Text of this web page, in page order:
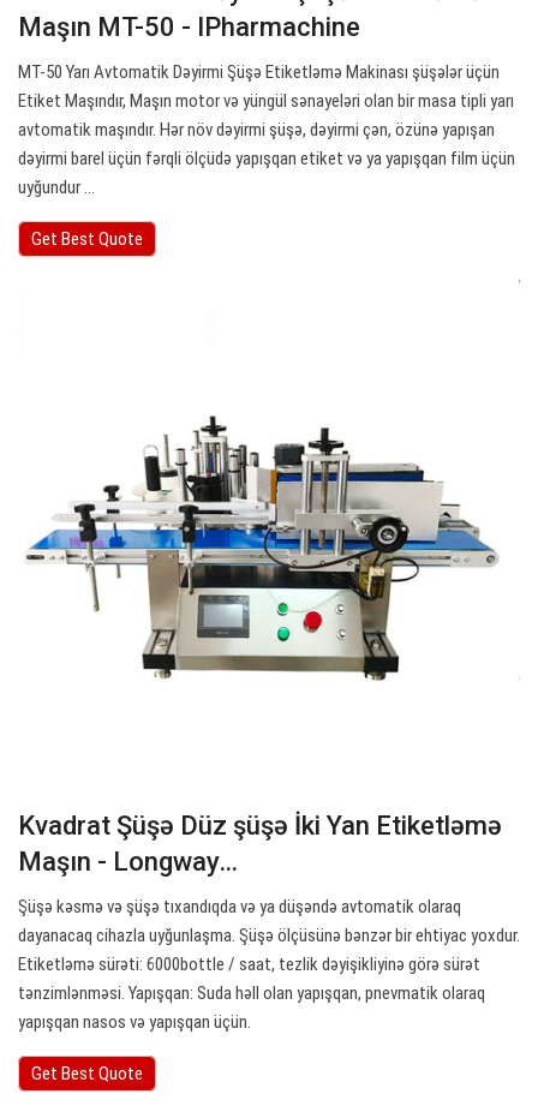
Maşın MT-50 - IPharmachine
MT-50 Yarı Avtomatik Dəyirmi Şüşə Etiketləmə Makinası şüşələr üçün
Etiket Maşındır, Maşın motor və yüngül sənayeləri olan bir masa tipli yarı
avtomatik maşındır. Hər növ dəyirmi şüşə, dəyirmi çən, özünə yapışan
dəyirmi barel üçün fərqli ölçüdə yapışqan etiket və ya yapışqan film üçün
uyğundur ...
Get Best Quote
Kvadrat Şüşə Düz şüşə İki Yan Etiketləmə
Maşın - Longway…
Şüşə kəsmə və şüşə tıxandıqda və ya düşəndə avtomatik olaraq
dayanacaq cihazla uyğunlaşma. Şüşə ölçüsünə bənzər bir ehtiyac yoxdur.
Etiketləmə sürəti: 6000bottle / saat, tezlik dəyişikliyinə görə sürət
tənzimlənməsi. Yapışqan: Suda həll olan yapışqan, pnevmatik olaraq
yapışqan nasos və yapışqan üçün.
Get Best Quote